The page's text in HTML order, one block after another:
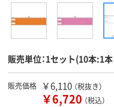
販売単位：1セット(10本:1
販売価格 ￥6,110 （税抜き）
￥6,720 （税込）